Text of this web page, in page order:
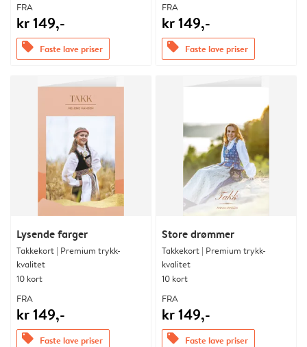
FRA
kr 149,-
offers Faste lave priser
FRA
kr 149,-
offers Faste lave priser
Lysende farger
Takkekort | Premium trykk-
kvalitet
10 kort
FRA
kr 149,-
offers Faste lave priser
Store drømmer
Takkekort | Premium trykk-
kvalitet
10 kort
FRA
kr 149,-
offers Faste lave priser